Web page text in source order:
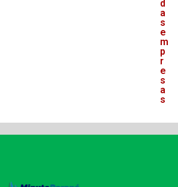
d
a
s
e
m
p
r
e
s
a
s